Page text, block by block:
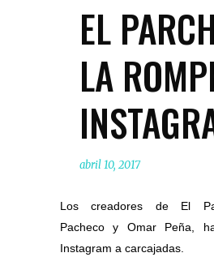
EL
LA
abril 10, 2017
Los creadores de El
Pacheco y Omar Peña,
Instagram a carcajadas.